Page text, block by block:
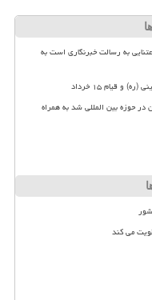
به رسالت خبرنگاری است به
قیام ۱۵ خرداد
در حوزه بین المللی شد به همراه
می کند